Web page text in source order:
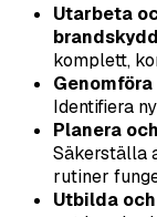
Utarbeta
komplett,
Identifiera
Planera
Säkerställa
rutiner
Utbilda